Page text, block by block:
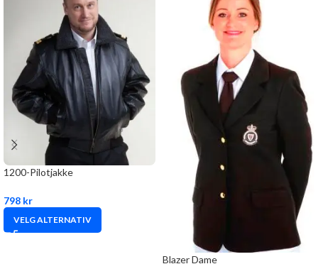
1200-Pilotjakke
798 kr
VELG ALTERNATIV
Blazer Dame